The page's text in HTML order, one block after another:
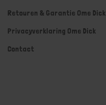
Retouren & Garantie Ome Dick
Privacyverklaring Ome Dick
Contact